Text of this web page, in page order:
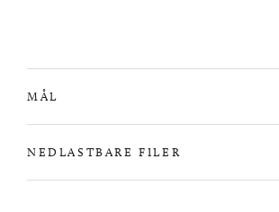
MÅL
NEDLASTBARE FILER